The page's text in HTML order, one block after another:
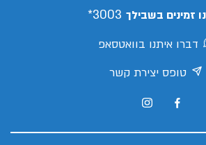
זמינים בשבילך 3003*
דברו איתנו בוואטסאפ
טופס יצירת קשר